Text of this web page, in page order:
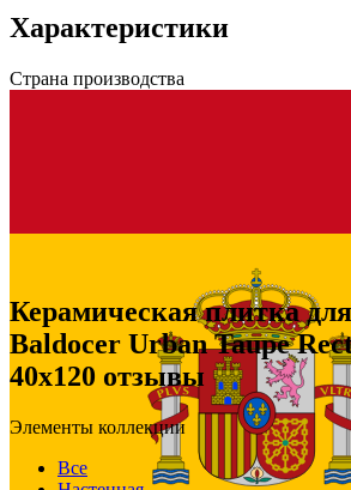
Характеристики
Страна производства
Керамическая плитка
Baldocer Urban Taupe
40x120 отзывы
Элементы коллекции
Все